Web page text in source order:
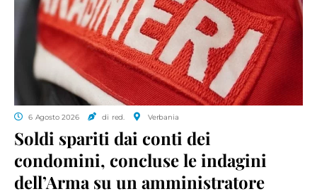
6 Agosto 2026 di red. Verbania
Soldi spariti dai conti dei
condomini, concluse le indagini
dell’Arma su un amministratore